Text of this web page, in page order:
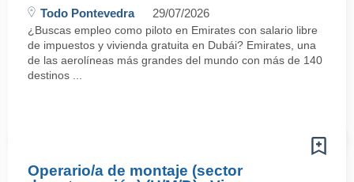
Todo Pontevedra 29/07/2026
¿Buscas empleo como piloto en Emirates con salario libre
de impuestos y vivienda gratuita en Dubái? Emirates, una
de las aerolíneas más grandes del mundo con más de 140
destinos ...
Operario/a de montaje (sector